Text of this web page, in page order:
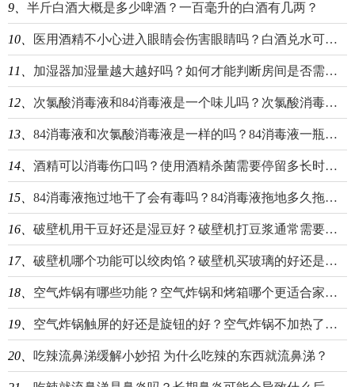
9、 半斤白酒大概是多少啤酒？一百毫升的白酒有几两？
10、 医用酒精不小心进入眼睛会伤害眼睛吗？白酒兑水可以当酒精用吗？
11、 加湿器加湿量越大越好吗？如何才能判断房间是否需要加湿？
12、 次氯酸消毒液和84消毒液是一个味儿吗？次氯酸消毒液和酒精消毒液哪个好？
13、 84消毒液和次氯酸消毒液是一样的吗？84消毒液一瓶盖需要兑多少水？
14、 酒精可以消毒伤口吗？使用酒精杀菌需要停留多长时间？
15、 84消毒液拖过地干了会有毒吗？84消毒液拖地多久拖一次比较合适？
16、 破壁机用干豆好还是湿豆好？破壁机打豆浆通常需要多长时间？
17、 破壁机哪个功能可以绞肉馅？破壁机买玻璃的好还是不锈钢的好？
18、 空气炸锅有哪些功能？空气炸锅和烤箱哪个更适合家用？
19、 空气炸锅触屏的好还是旋钮的好？空气炸锅不加热了可能是什么原因？
20、 吃辣流鼻涕缓解小妙招 为什么吃辣的东西就流鼻涕？